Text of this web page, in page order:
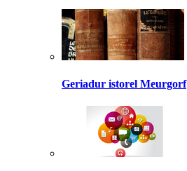
Geriadur istorel Meurgorf